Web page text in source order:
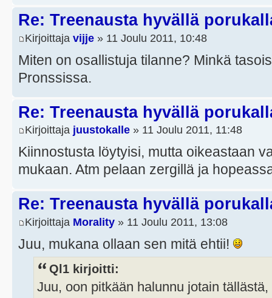
Re: Treenausta hyvällä
Kirjoittaja vijje » 11 Joulu 2011, 10:48
Miten on osallistuja tilanne? Minkä
Pronssissa.
Re: Treenausta hyvällä
Kirjoittaja juustokalle » 11 Joulu 2011, 11:48
Kiinnostusta löytyisi, mutta oikeastaan
mukaan. Atm pelaan zergillä ja
Re: Treenausta hyvällä
Kirjoittaja Morality » 11 Joulu 2011, 13:08
Juu, mukana ollaan sen mitä ehtii!
Ql1 kirjoitti:
Juu, oon pitkään halunnu jotain